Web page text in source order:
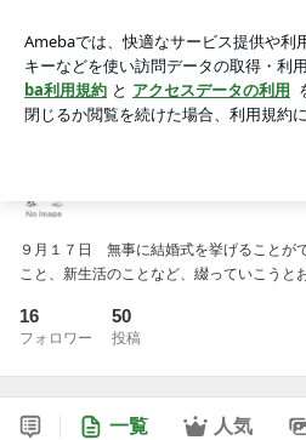
アプリをダウンロードして ブログの更
ょう。
９月１７日 無事に結婚式を挙げることが
こと、新生活のことなど、綴っていこうと
16
フォロワー
50
投稿
一覧 人気